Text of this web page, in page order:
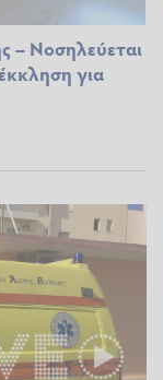
– Νοσηλεύεται
για